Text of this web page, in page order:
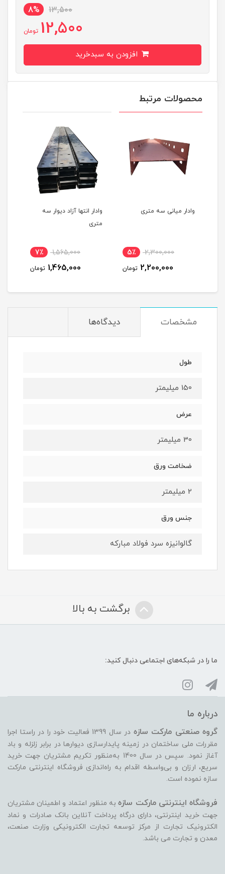
13,500
8%
12,500 تومان
محصولات مرتبط
وادار میانی سه متری
2,300,000 5٪
2,200,000 تومان
وادار انتها آزاد دیوار سه
متری
1,565,000 7٪
1,465,000 تومان
مشخصات دیدگاه‌ها
طول
150 میلیمتر
عرض
30 میلیمتر
ضخامت ورق
2 میلیمتر
جنس ورق
گالوانیزه سرد فولاد مبارکه
برگشت به بالا
ما را در شبکه‌های اجتماعی دنبال کنید:
درباره ما
گروه صنعتی مارکت سازه
در سال 1399 فعالیت خود را در راستا اجرا
مقررات ملی ساختمان در زمینه پایدارسازی دیوارها در برابر زلزله و باد
آغاز نمود. سپس در سال 1400 به‌منظور تکریم مشتریان جهت خرید
سریع، ارزان و بی‌واسطه اقدام به راه‌اندازی فروشگاه اینترنتی مارکت
سازه نموده است.
فروشگاه اینترنتی مارکت سازهبه منظور اعتماد و اطمینان مشتریان
جهت خرید اینترنتی، دارای درگاه پرداخت آنلاین بانک صادرات و نماد
الکترونیک تجارت از مرکز توسعه تجارت الکترونیکی وزارت صنعت،
معدن و تجارت می ‏باشد.